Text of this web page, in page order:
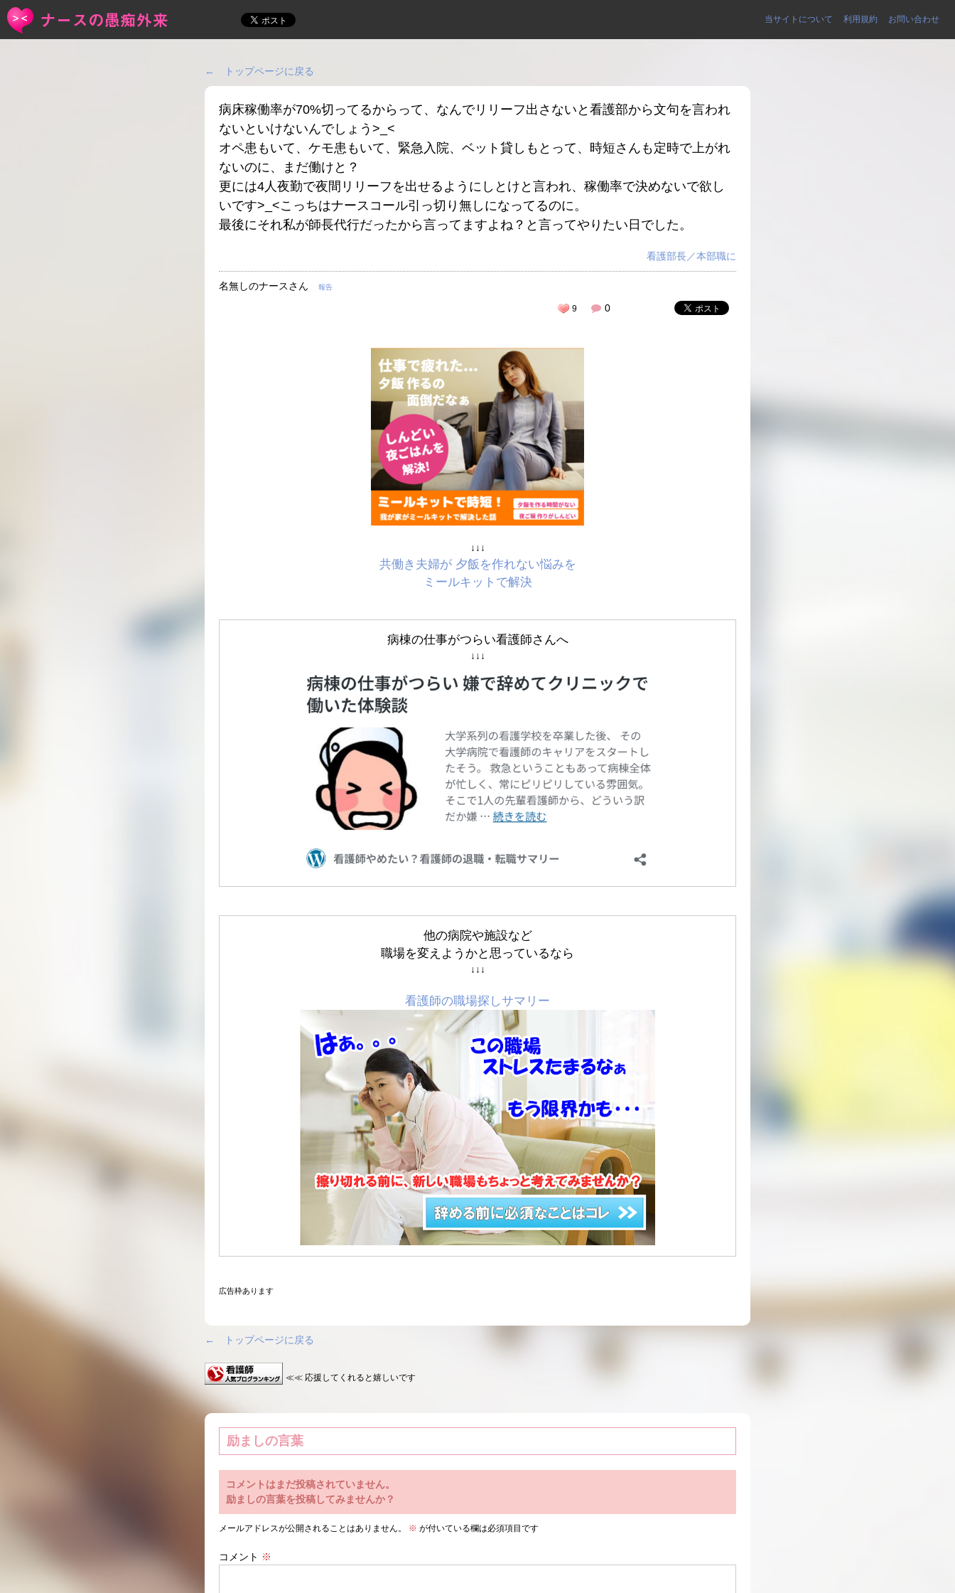
当サイトについて 利用規約 お問い合わせ
← トップページに戻る
病床稼働率が70%切ってるからって、なんでリリーフ出さないと看護部から文句を言われ
ないといけないんでしょう>_<
オペ患もいて、ケモ患もいて、緊急入院、ベット貸しもとって、時短さんも定時で上がれ
ないのに、まだ働けと？
更には4人夜勤で夜間リリーフを出せるようにしとけと言われ、稼働率で決めないで欲し
いです>_<こっちはナースコール引っ切り無しになってるのに。
最後にそれ私が師長代行だったから言ってますよね？と言ってやりたい日でした。
看護部長／本部職に
名無しのナースさん 報告
0
9
↓↓↓
共働き夫婦が 夕飯を作れない悩みを
ミールキットで解決
病棟の仕事がつらい看護師さんへ
↓↓↓
他の病院や施設など
職場を変えようかと思っているなら
↓↓↓
看護師の職場探しサマリー
広告枠あります
← トップページに戻る
≪≪ 応援してくれると嬉しいです
励ましの言葉
コメントはまだ投稿されていません。
励ましの言葉を投稿してみませんか？
メールアドレスが公開されることはありません。 ※ が付いている欄は必須項目です
コメント ※